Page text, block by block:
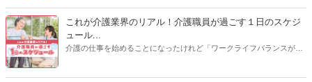
情、仕事の魅力など、介護職の仕事に関する基礎知識を徹底解説しま
す。【執筆者：ささえるラボ編集部】
これが介護業界のリアル！介護職員が過ごす１日のスケジ
ュール...
介護の仕事を始めることになったけれど「ワークライフバランスが気